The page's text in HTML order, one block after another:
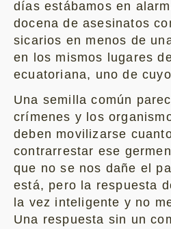
días estábamos en
docena de asesinatos
sicarios en menos de
en los mismos lugares
ecuatoriana, uno de
Una semilla común
crímenes y los
deben movilizarse
contrarrestar ese
que no se nos dañe el
está, pero la respuesta
la vez inteligente y no
Una respuesta sin un